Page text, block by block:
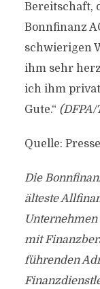
Bereitschaft,
Bonnfinanz
schwierigen
ihm sehr
ich ihm
Gute.“ (DFPA/
Quelle:
Die
älteste
mit
führenden